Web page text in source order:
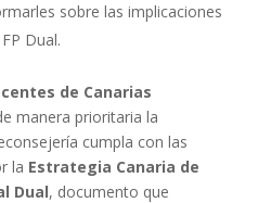
sobre las implicaciones
Dual.
de Canarias
manera prioritaria la
cumpla con las
la Estrategia Canaria de
Dual, documento que